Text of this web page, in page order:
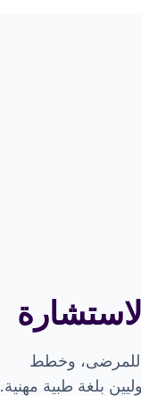
للمرضى، وخطط
بلغة طبية مهنية.